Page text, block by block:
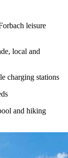
leisure
local and
charging stations
and hiking